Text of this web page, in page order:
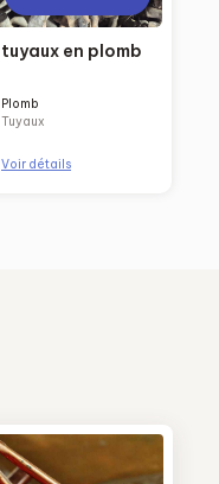
tuyaux en plomb
Plomb
Tuyaux
Voir détails